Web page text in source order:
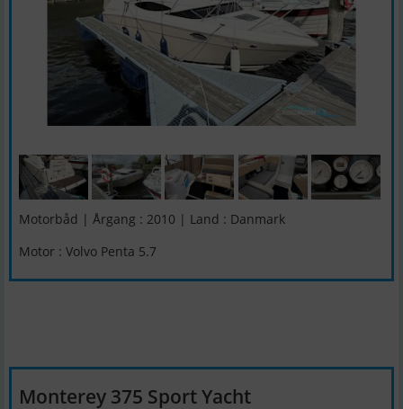
Motorbåd | Årgang : 2010 | Land : Danmark
Motor : Volvo Penta 5.7
Monterey 375 Sport Yacht